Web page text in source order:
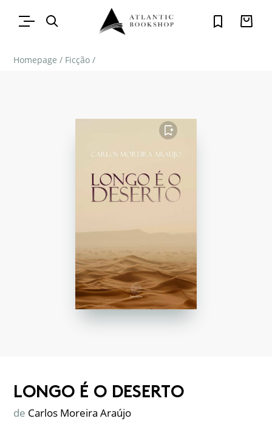
Homepage / Ficção /
FAVORITO
LONGO É O DESERTO
de Carlos Moreira Araújo